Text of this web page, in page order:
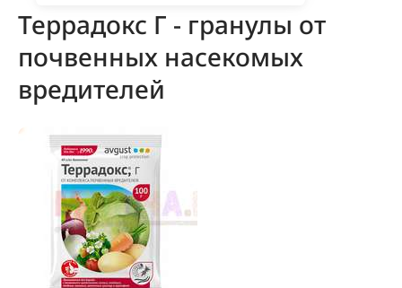
Террадокс Г - гранулы от
почвенных насекомых
вредителей